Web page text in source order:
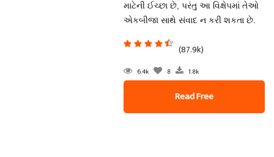
માટેની ઈચ્છા છે, પરંતુ આ વિક્ષેપમાં તેઓ
એકબીજા સાથે સંવાદ ન કરી શકતા છે.
(87.9k)
6.4k 8 1.8k
Read Free